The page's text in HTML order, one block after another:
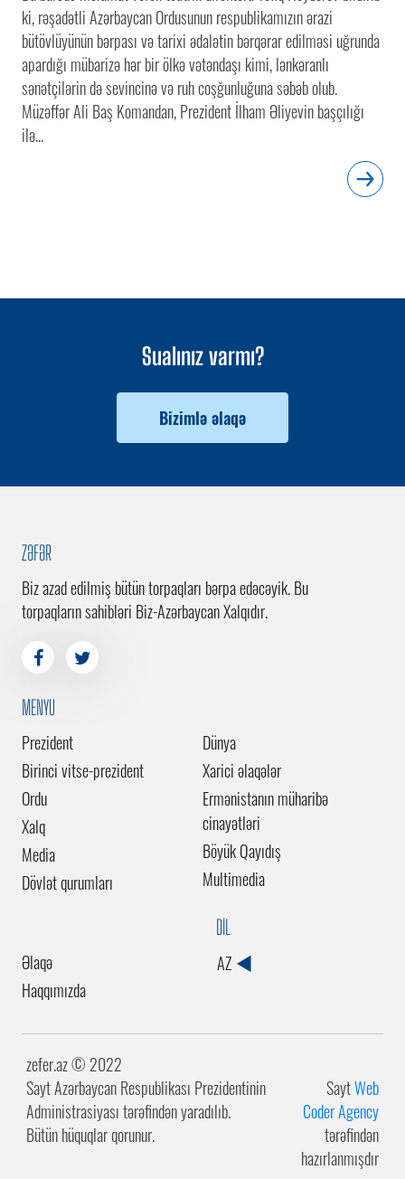
ki, rəşadətli Azərbaycan Ordusunun respublikamızın ərazi
bütövlüyünün bərpası və tarixi ədalətin bərqərar edilməsi uğrunda
apardığı mübarizə hər bir ölkə vətəndaşı kimi, lənkəranlı
sənətçilərin də sevincinə və ruh coşğunluğuna səbəb olub.
Müzəffər Ali Baş Komandan, Prezident İlham Əliyevin başçılığı
ilə...
Sualınız varmı?
Bizimlə əlaqə
ZƏFƏR
Biz azad edilmiş bütün torpaqları bərpa edəcəyik. Bu
torpaqların sahibləri Biz-Azərbaycan Xalqıdır.
MENYU
Prezident
Birinci vitse-prezident
Ordu
Xalq
Media
Dövlət qurumları
Dünya
Xarici əlaqələr
Ermənistanın müharibə
cinayətləri
Böyük Qayıdış
Multimedia
Əlaqə
Haqqımızda
DİL
AZ
zefer.az ©️ 2022
Sayt Azərbaycan Respublikası Prezidentinin
Administrasiyası tərəfindən yaradılıb.
Bütün hüquqlar qorunur.
SaytWeb
Coder Agency
tərəfindən
hazırlanmışdır